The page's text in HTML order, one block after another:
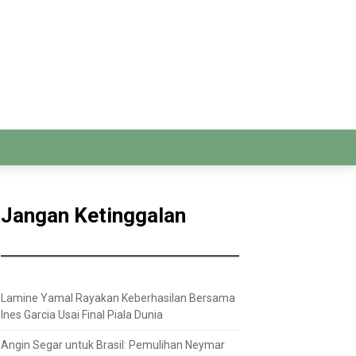
Jangan Ketinggalan
Lamine Yamal Rayakan Keberhasilan Bersama
Ines Garcia Usai Final Piala Dunia
Angin Segar untuk Brasil: Pemulihan Neymar